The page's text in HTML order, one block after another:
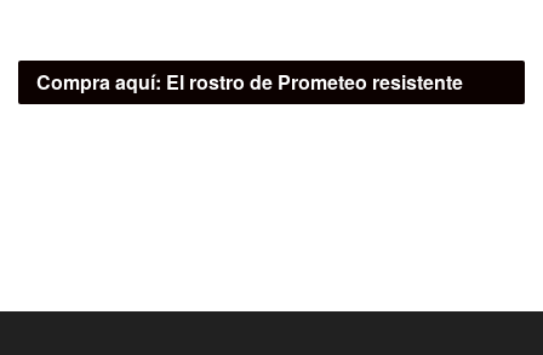
Compra aquí: El rostro de Prometeo resistente